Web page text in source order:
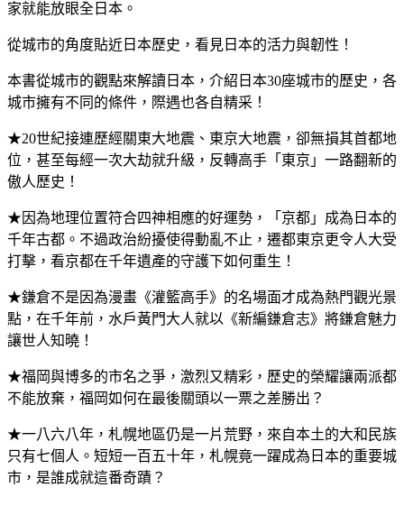
家就能放眼全日本。
從城市的角度貼近日本歷史，看見日本的活力與韌性！
本書從城市的觀點來解讀日本，介紹日本30座城市的歷史，各
城市擁有不同的條件，際遇也各自精采！
★20世紀接連歷經關東大地震、東京大地震，卻無損其首都地
位，甚至每經一次大劫就升級，反轉高手「東京」一路翻新的
傲人歷史！
★因為地理位置符合四神相應的好運勢，「京都」成為日本的
千年古都。不過政治紛擾使得動亂不止，遷都東京更令人大受
打擊，看京都在千年遺產的守護下如何重生！
★鎌倉不是因為漫畫《灌籃高手》的名場面才成為熱門觀光景
點，在千年前，水戶黃門大人就以《新編鎌倉志》將鎌倉魅力
讓世人知曉！
★福岡與博多的市名之爭，激烈又精彩，歷史的榮耀讓兩派都
不能放棄，福岡如何在最後關頭以一票之差勝出？
★一八六八年，札幌地區仍是一片荒野，來自本土的大和民族
只有七個人。短短一百五十年，札幌竟一躍成為日本的重要城
市，是誰成就這番奇蹟？